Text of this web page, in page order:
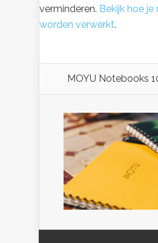
verminderen. Bekijk hoe
worden verwerkt.
MOYU Notebooks